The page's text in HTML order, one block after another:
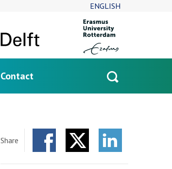
ENGLISH
Contact
Share